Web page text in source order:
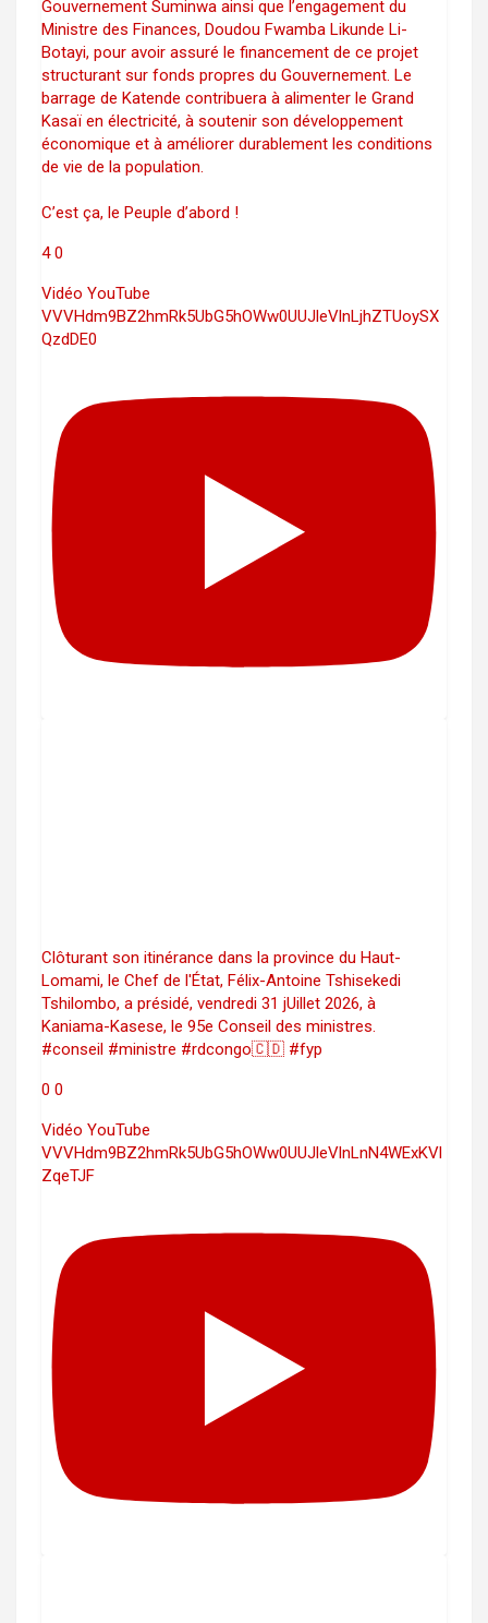
Gouvernement Suminwa ainsi que l’engagement du
Ministre des Finances, Doudou Fwamba Likunde Li-
Botayi, pour avoir assuré le financement de ce projet
structurant sur fonds propres du Gouvernement. Le
barrage de Katende contribuera à alimenter le Grand
Kasaï en électricité, à soutenir son développement
économique et à améliorer durablement les conditions
de vie de la population.
C’est ça, le Peuple d’abord !
4 0
Vidéo YouTube
VVVHdm9BZ2hmRk5UbG5hOWw0UUJleVlnLjhZTUoySX
QzdDE0
Clôturant son itinérance dans la province du Haut-
Lomami, le Chef de l'État, Félix-Antoine Tshisekedi
Tshilombo, a présidé, vendredi 31 jUillet 2026, à
Kaniama-Kasese, le 95e Conseil des ministres.
#conseil #ministre #rdcongo🇨🇩 #fyp
0 0
Vidéo YouTube
VVVHdm9BZ2hmRk5UbG5hOWw0UUJleVlnLnN4WExKVl
ZqeTJF